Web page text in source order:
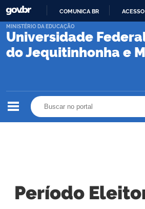
PARA
COMUNICA BR
Universidade
do Jequitinhonha e
MINISTÉRIO DA EDUCAÇÃO
Período